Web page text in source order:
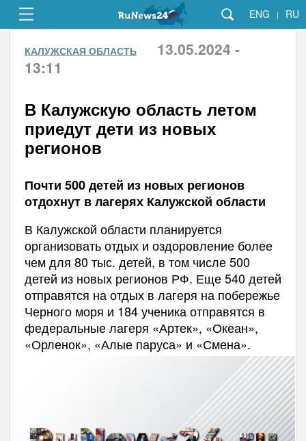
ENG | RU
КАЛУЖСКАЯ ОБЛАСТЬ
13.05.2024 -
13:11
В Калужскую область летом
приедут дети из новых
регионов
Почти 500 детей из новых регионов
отдохнут в лагерях Калужской области
В Калужской области планируется
организовать отдых и оздоровление более
чем для 80 тыс. детей, в том числе 500
детей из новых регионов РФ. Еще 540 детей
отправятся на отдых в лагеря на побережье
Черного моря и 184 ученика отправятся в
федеральные лагеря «Артек», «Океан»,
«Орленок», «Алые паруса» и «Смена».